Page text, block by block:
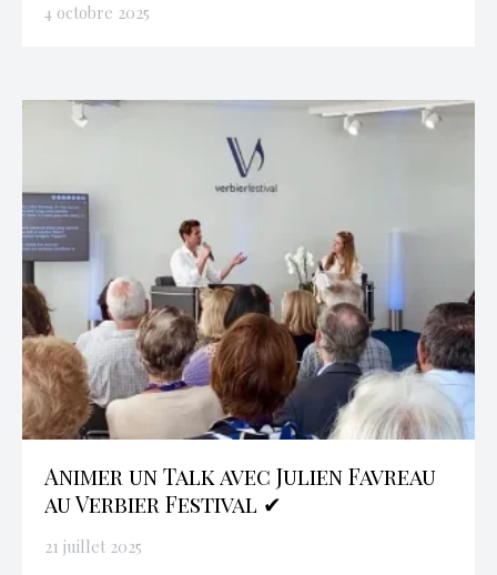
4 octobre 2025
Animer un Talk avec Julien Favreau
au Verbier Festival ✔
21 juillet 2025